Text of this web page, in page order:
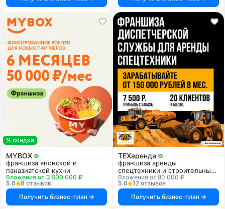
% скидка
MYBOX
франшиза японской и
паназиатской кухни
Вложения от 3 500 000 ₽
5.0
8 отзывов
Получить бизнес-план
ТЕХаренда
франшиза аренды
спецтехники и строительных
услуг
Вложения от 80 000 ₽
5.0
12 отзывов
Получить бизнес-план